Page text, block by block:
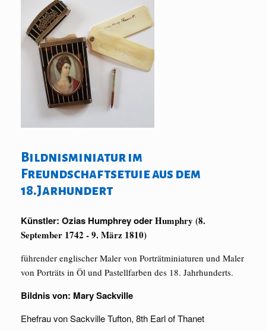
Bildnisminiatur im
Freundschaftsetuie aus dem
18.Jarhundert
Künstler: Ozias Humphrey oderHumphry (8.
September 1742 - 9. März 1810)
führender englischer Maler von Porträtminiaturen und Maler
von Porträts in Öl und Pastellfarben des 18. Jahrhunderts.
Bildnis von: Mary Sackville
Ehefrau von Sackville Tufton, 8th Earl of Thanet